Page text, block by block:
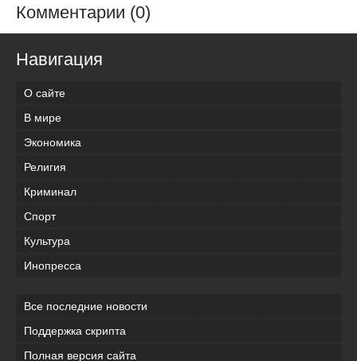
Комментарии (0)
Навигация
О сайте
В мире
Экономика
Религия
Криминал
Спорт
Культура
Инопресса
Все последние новости
Поддержка скрипта
Полная версия сайта